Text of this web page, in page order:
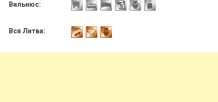
Вильнюс:
Вся Литва: